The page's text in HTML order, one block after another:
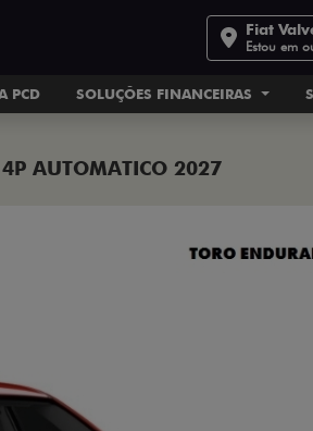
Fiat
Estou em
PCD SOLUÇÕES FINANCEIRAS
AUTOMATICO 2027